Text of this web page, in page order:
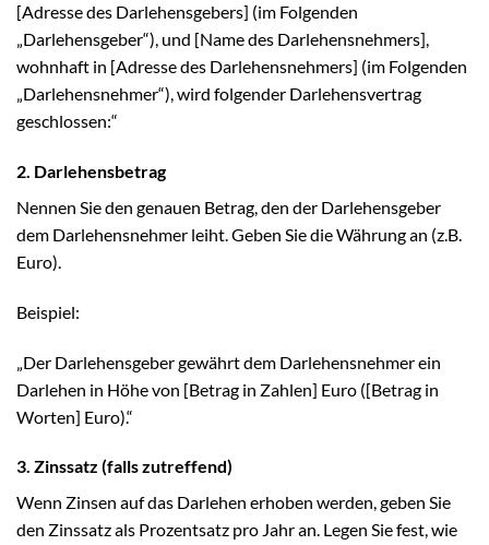
[Adresse des Darlehensgebers] (im Folgenden
„Darlehensgeber“), und [Name des Darlehensnehmers],
wohnhaft in [Adresse des Darlehensnehmers] (im Folgenden
„Darlehensnehmer“), wird folgender Darlehensvertrag
geschlossen:“
2. Darlehensbetrag
Nennen Sie den genauen Betrag, den der Darlehensgeber
dem Darlehensnehmer leiht. Geben Sie die Währung an (z.B.
Euro).
Beispiel:
„Der Darlehensgeber gewährt dem Darlehensnehmer ein
Darlehen in Höhe von [Betrag in Zahlen] Euro ([Betrag in
Worten] Euro).“
3. Zinssatz (falls zutreffend)
Wenn Zinsen auf das Darlehen erhoben werden, geben Sie
den Zinssatz als Prozentsatz pro Jahr an. Legen Sie fest, wie